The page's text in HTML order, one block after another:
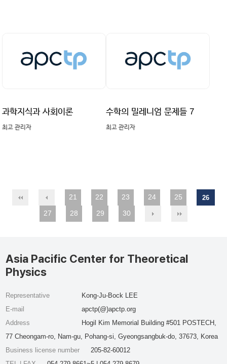
과학지식과 사회이론
최고 관리자
수학의 밀레니엄 문제들 7
최고 관리자
21 22 23 24 25 26
27 28 29 30
Asia Pacific Center for Theoretical
Physics
Representative
Kong-Ju-Bock LEE
E-mail
apctp(@)apctp.org
Address
Hogil Kim Memorial Building #501 POSTECH,
77 Cheongam-ro, Nam-gu, Pohang-si, Gyeongsangbuk-do, 37673, Korea
Business license number
205-82-60012